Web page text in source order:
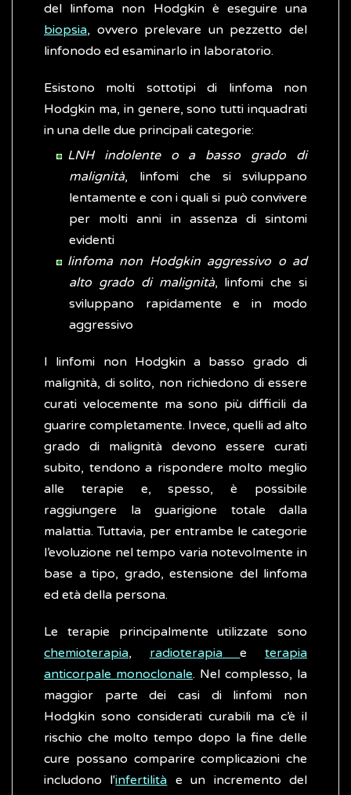
del linfoma non Hodgkin è eseguire una
biopsia, ovvero prelevare un pezzetto del
linfonodo ed esaminarlo in laboratorio.
Esistono molti sottotipi di linfoma non
Hodgkin ma, in genere, sono tutti inquadrati
in una delle due principali categorie:
LNH indolente o a basso grado di
malignità, linfomi che si sviluppano
lentamente e con i quali si può convivere
per molti anni in assenza di sintomi
evidenti
linfoma non Hodgkin aggressivo o ad
alto grado di malignità, linfomi che si
sviluppano rapidamente e in modo
aggressivo
I linfomi non Hodgkin a basso grado di
malignità, di solito, non richiedono di essere
curati velocemente ma sono più difficili da
guarire completamente. Invece, quelli ad alto
grado di malignità devono essere curati
subito, tendono a rispondere molto meglio
alle terapie e, spesso, è possibile
raggiungere la guarigione totale dalla
malattia. Tuttavia, per entrambe le categorie
l’evoluzione nel tempo varia notevolmente in
base a tipo, grado, estensione del linfoma
ed età della persona.
Le terapie principalmente utilizzate sono
chemioterapia, radioterapiaeterapia
anticorpale monoclonale. Nel complesso, la
maggior parte dei casi di linfomi non
Hodgkin sono considerati curabili ma c’è il
rischio che molto tempo dopo la fine delle
cure possano comparire complicazioni che
includono l'infertilità e un incremento del